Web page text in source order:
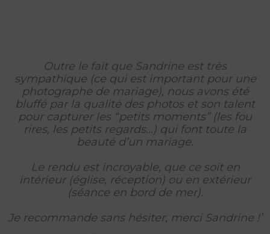
Outre le fait que Sandrine est très
sympathique (ce qui est important pour une
photographe de mariage), nous avons été
bluffé par la qualité des photos et son talent
pour capturer les “petits moments” (les fou
rires, les petits regards…) qui font toute la
beauté d’un mariage.
Le rendu est incroyable, que ce soit en
intérieur (église, réception) ou en extérieur
(séance en bord de mer).
Je recommande sans hésiter, merci Sandrine !’